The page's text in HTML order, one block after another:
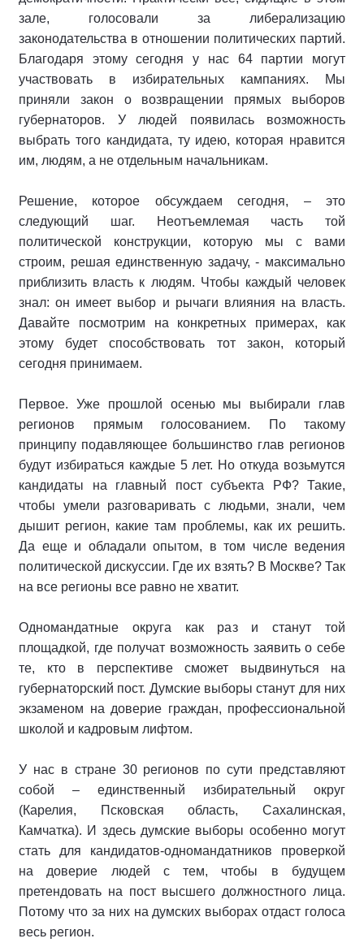
зале, голосовали за либерализацию
законодательства в отношении политических партий.
Благодаря этому сегодня у нас 64 партии могут
участвовать в избирательных кампаниях. Мы
приняли закон о возвращении прямых выборов
губернаторов. У людей появилась возможность
выбрать того кандидата, ту идею, которая нравится
им, людям, а не отдельным начальникам.
Решение, которое обсуждаем сегодня, – это
следующий шаг. Неотъемлемая часть той
политической конструкции, которую мы с вами
строим, решая единственную задачу, - максимально
приблизить власть к людям. Чтобы каждый человек
знал: он имеет выбор и рычаги влияния на власть.
Давайте посмотрим на конкретных примерах, как
этому будет способствовать тот закон, который
сегодня принимаем.
Первое. Уже прошлой осенью мы выбирали глав
регионов прямым голосованием. По такому
принципу подавляющее большинство глав регионов
будут избираться каждые 5 лет. Но откуда возьмутся
кандидаты на главный пост субъекта РФ? Такие,
чтобы умели разговаривать с людьми, знали, чем
дышит регион, какие там проблемы, как их решить.
Да еще и обладали опытом, в том числе ведения
политической дискуссии. Где их взять? В Москве? Так
на все регионы все равно не хватит.
Одномандатные округа как раз и станут той
площадкой, где получат возможность заявить о себе
те, кто в перспективе сможет выдвинуться на
губернаторский пост. Думские выборы станут для них
экзаменом на доверие граждан, профессиональной
школой и кадровым лифтом.
У нас в стране 30 регионов по сути представляют
собой – единственный избирательный округ
(Карелия, Псковская область, Сахалинская,
Камчатка). И здесь думские выборы особенно могут
стать для кандидатов-одномандатников проверкой
на доверие людей с тем, чтобы в будущем
претендовать на пост высшего должностного лица.
Потому что за них на думских выборах отдаст голоса
весь регион.